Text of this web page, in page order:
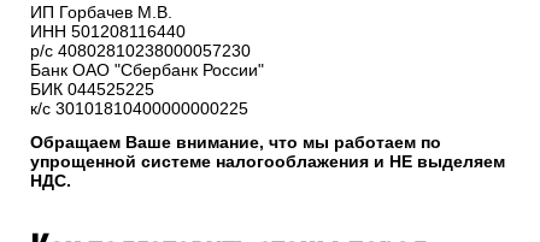
ИП Горбачев М.В.
ИНН 501208116440
р/с 40802810238000057230
Банк ОАО "Сбербанк России"
БИК 044525225
к/с 30101810400000000225
Обращаем Ваше внимание, что мы работаем по
упрощенной системе налогооблажения и НЕ выделяем
НДС.